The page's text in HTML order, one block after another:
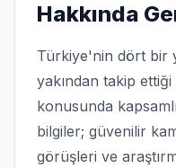
Hakkında
Türkiye'nin dört bir
yakından takip ettiği
konusunda
bilgiler; güvenilir
görüşleri ve